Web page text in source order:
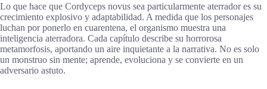
Lo que hace que Cordyceps novus sea particularmente aterrador es su
crecimiento explosivo y adaptabilidad. A medida que los personajes
luchan por ponerlo en cuarentena, el organismo muestra una
inteligencia aterradora. Cada capítulo describe su horrorosa
metamorfosis, aportando un aire inquietante a la narrativa. No es solo
un monstruo sin mente; aprende, evoluciona y se convierte en un
adversario astuto.